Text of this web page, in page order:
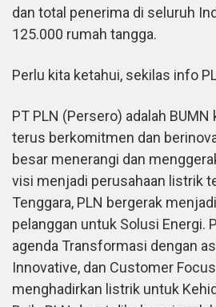
dan total penerima di seluruh
125.000 rumah tangga.
Perlu kita ketahui, sekilas info
PT PLN (Persero) adalah
terus berkomitmen dan
besar menerangi dan
visi menjadi perusahaan listrik
Tenggara, PLN bergerak
pelanggan untuk Solusi Energi.
agenda Transformasi dengan
Innovative, dan Customer
menghadirkan listrik untuk